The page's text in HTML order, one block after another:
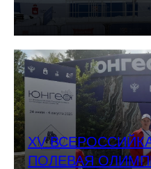
XV
ПОЛЕВАЯ